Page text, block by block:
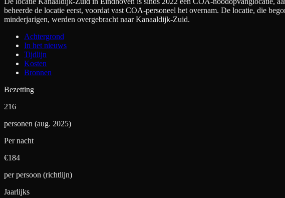
beheerde de locatie eerst, voordat vast COA-personeel het overnam. De locatie, die
minderjarigen, werden overgebracht naar Kanaaldijk-Zuid.
Achtergrond
In het nieuws
Tijdlijn
Kosten
Bronnen
Bezetting
216
personen (aug. 2025)
Per nacht
€184
per persoon (richtlijn)
Jaarlijks